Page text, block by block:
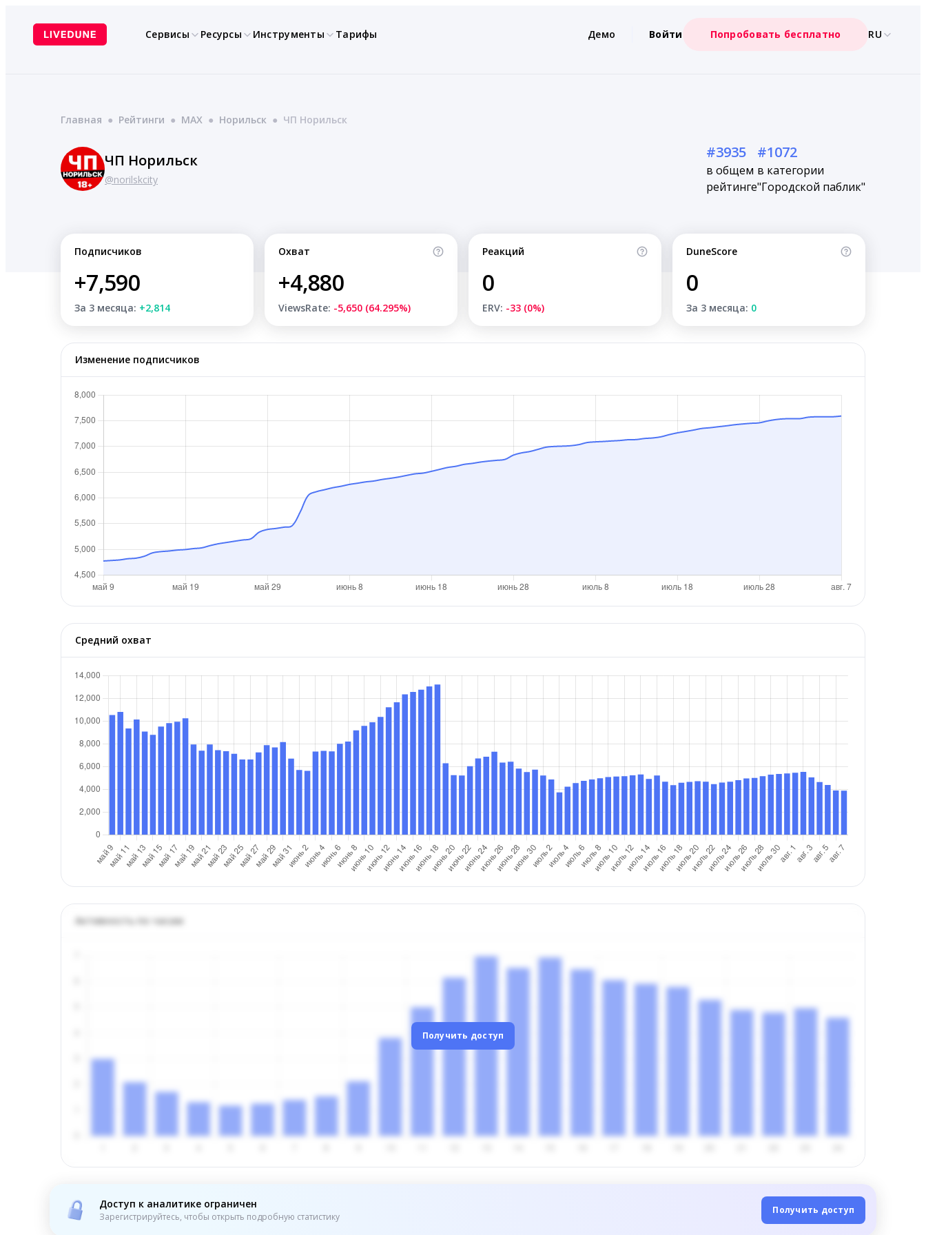
содержимому
Сервисы Ресурсы Инструменты Тарифы Демо Войти Попробовать бесплатно RU
Главная ● Рейтинги ● MAX ● Норильск ● ЧП Норильск
ЧП Норильск
@norilskcity
#3935
в общем
рейтинге
#1072
в категории
"Городской паблик"
Подписчиков
+7,590
За 3 месяца: +2,814
Охват
+4,880
ViewsRate: -5,650 (64.295%)
Реакций
0
ERV: -33 (0%)
DuneScore
0
За 3 месяца: 0
Изменение подписчиков
Средний охват
Активность по часам
Получить доступ
Доступ к аналитике ограничен
Зарегистрируйтесь, чтобы открыть подробную статистику
Получить доступ